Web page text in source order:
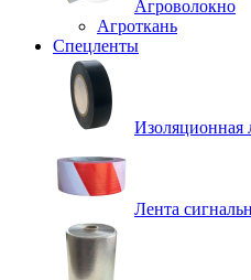
Агроволокно
Агроткань
Спецленты
Изоляционная
Лента